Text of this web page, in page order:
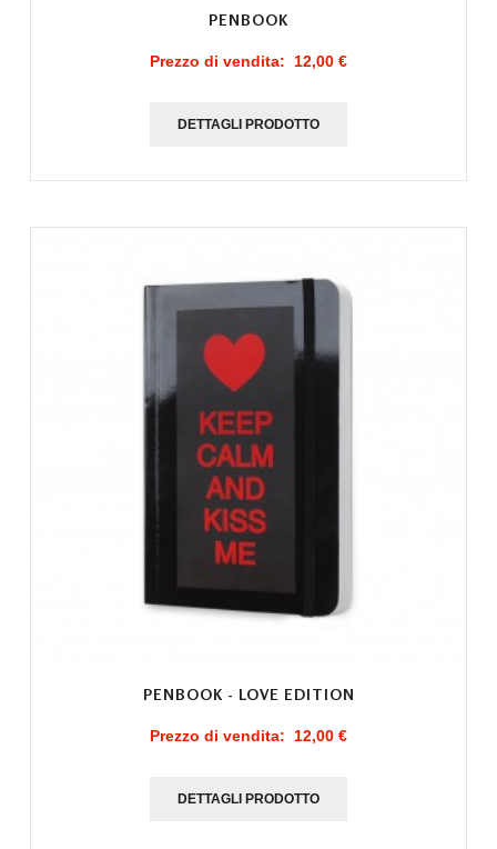
PENBOOK
Prezzo di vendita: 12,00 €
DETTAGLI PRODOTTO
PENBOOK - LOVE EDITION
Prezzo di vendita: 12,00 €
DETTAGLI PRODOTTO